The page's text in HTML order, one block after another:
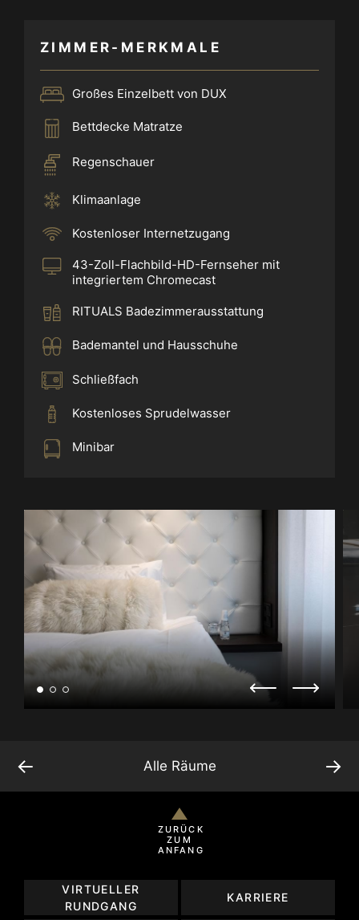
ZIMMER-MERKMALE
Großes Einzelbett von DUX
Bettdecke Matratze
Regenschauer
Klimaanlage
Kostenloser Internetzugang
43-Zoll-Flachbild-HD-Fernseher mit
integriertem Chromecast
RITUALS Badezimmerausstattung
Bademantel und Hausschuhe
Schließfach
Kostenloses Sprudelwasser
Minibar
← →
Alle Räume
ZURÜCK
ZUM
ANFANG
VIRTUELLER
RUNDGANG
KARRIERE